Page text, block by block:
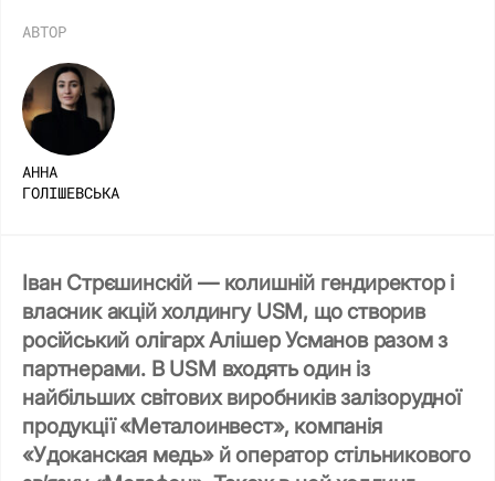
АВТОР
АННА
ГОЛІШЕВСЬКА
Іван Стрєшинскій — колишній гендиректор і
власник акцій холдингу USM, що створив
російський олігарх Алішер Усманов разом з
партнерами. В USM входять один із
найбільших світових виробників залізорудної
продукції «Металоинвест», компанія
«Удоканская медь» й оператор стільникового